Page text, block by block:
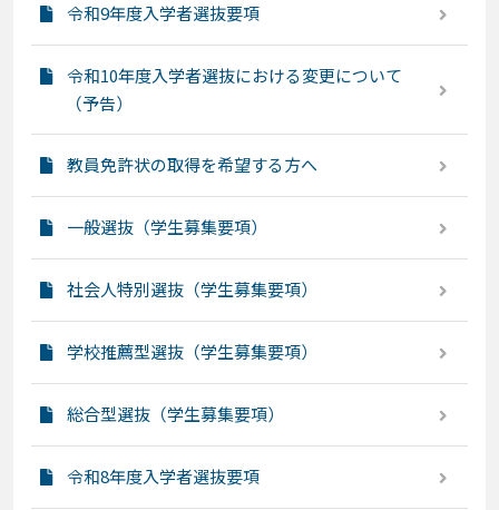
令和9年度入学者選抜要項
令和10年度入学者選抜における変更について
（予告）
教員免許状の取得を希望する方へ
一般選抜（学生募集要項）
社会人特別選抜（学生募集要項）
学校推薦型選抜（学生募集要項）
総合型選抜（学生募集要項）
令和8年度入学者選抜要項